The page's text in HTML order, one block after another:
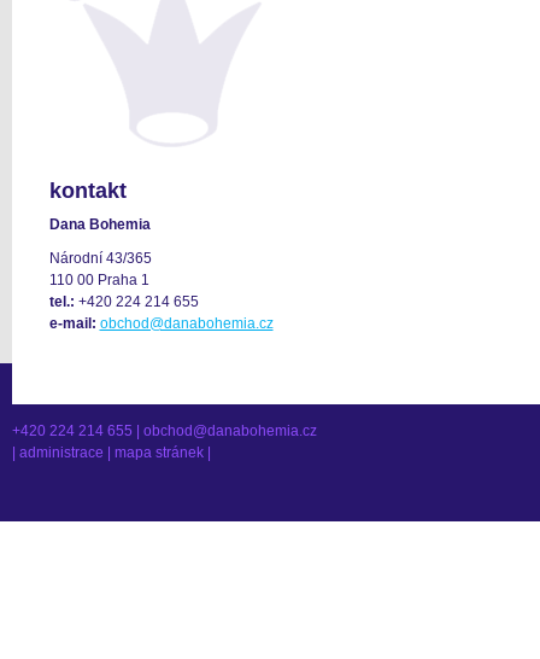
kontakt
Dana Bohemia
Národní 43/365
110 00 Praha 1
tel.: +420 224 214 655
e-mail: obchod@danabohemia.cz
+420 224 214 655 | obchod@danabohemia.cz
administrace mapa stránek|